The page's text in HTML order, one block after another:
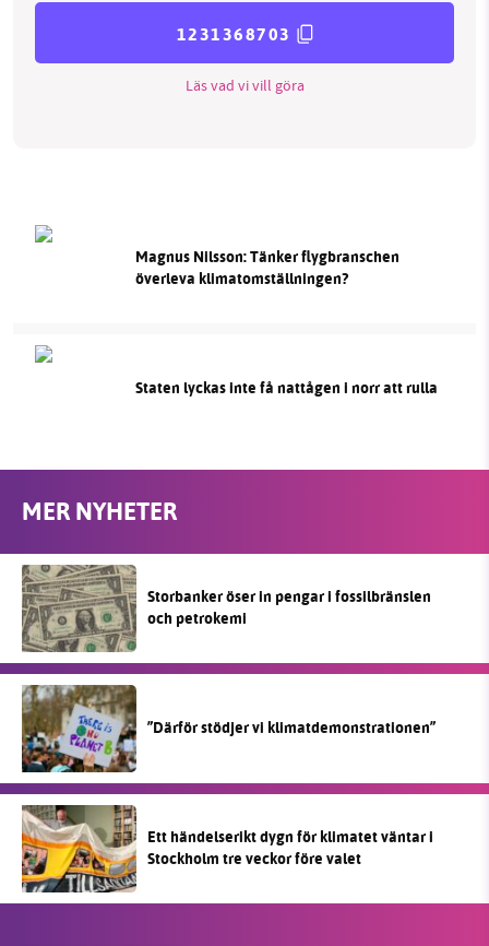
1231368703
Läs vad vi vill göra
Magnus Nilsson: Tänker flygbranschen
överleva klimatomställningen?
Staten lyckas inte få nattågen i norr att rulla
MER NYHETER
Storbanker öser in pengar i fossilbränslen
och petrokemi
”Därför stödjer vi klimatdemonstrationen”
Ett händelserikt dygn för klimatet väntar i
Stockholm tre veckor före valet